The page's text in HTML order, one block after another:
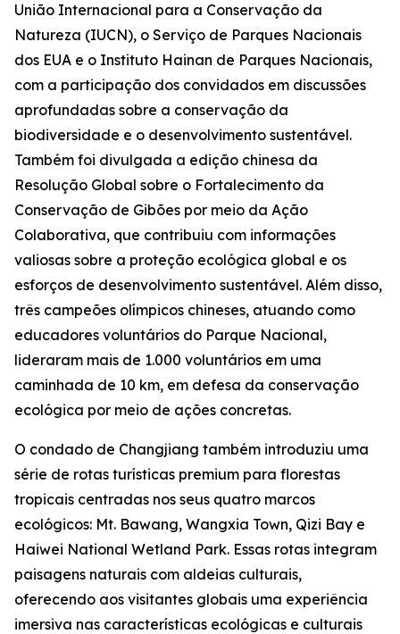
União Internacional para a Conservação da
Natureza (IUCN), o Serviço de Parques Nacionais
dos EUA e o Instituto Hainan de Parques Nacionais,
com a participação dos convidados em discussões
aprofundadas sobre a conservação da
biodiversidade e o desenvolvimento sustentável.
Também foi divulgada a edição chinesa da
Resolução Global sobre o Fortalecimento da
Conservação de Gibões por meio da Ação
Colaborativa, que contribuiu com informações
valiosas sobre a proteção ecológica global e os
esforços de desenvolvimento sustentável. Além disso,
três campeões olímpicos chineses, atuando como
educadores voluntários do Parque Nacional,
lideraram mais de 1.000 voluntários em uma
caminhada de 10 km, em defesa da conservação
ecológica por meio de ações concretas.
O condado de Changjiang também introduziu uma
série de rotas turísticas premium para florestas
tropicais centradas nos seus quatro marcos
ecológicos: Mt. Bawang, Wangxia Town, Qizi Bay e
Haiwei National Wetland Park. Essas rotas integram
paisagens naturais com aldeias culturais,
oferecendo aos visitantes globais uma experiência
imersiva nas características ecológicas e culturais